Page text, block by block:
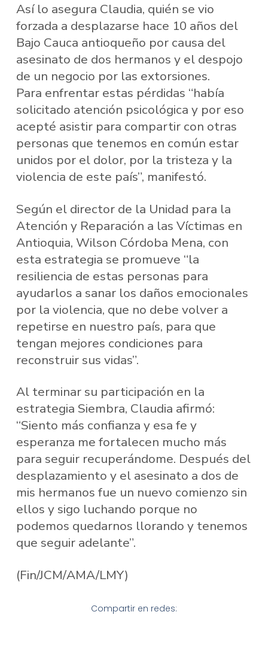
Así lo asegura Claudia, quién se vio
forzada a desplazarse hace 10 años del
Bajo Cauca antioqueño por causa del
asesinato de dos hermanos y el despojo
de un negocio por las extorsiones.
Para enfrentar estas pérdidas “había
solicitado atención psicológica y por eso
acepté asistir para compartir con otras
personas que tenemos en común estar
unidos por el dolor, por la tristeza y la
violencia de este país”, manifestó.
Según el director de la Unidad para la
Atención y Reparación a las Víctimas en
Antioquia, Wilson Córdoba Mena, con
esta estrategia se promueve “la
resiliencia de estas personas para
ayudarlos a sanar los daños emocionales
por la violencia, que no debe volver a
repetirse en nuestro país, para que
tengan mejores condiciones para
reconstruir sus vidas”.
Al terminar su participación en la
estrategia Siembra, Claudia afirmó:
“Siento más confianza y esa fe y
esperanza me fortalecen mucho más
para seguir recuperándome. Después del
desplazamiento y el asesinato a dos de
mis hermanos fue un nuevo comienzo sin
ellos y sigo luchando porque no
podemos quedarnos llorando y tenemos
que seguir adelante”.
(Fin/JCM/AMA/LMY)
Compartir en redes: